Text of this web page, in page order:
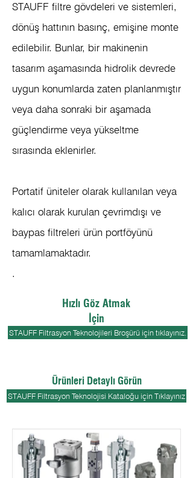
STAUFF filtre gövdeleri ve sistemleri,
dönüş hattının basınç, emişine monte
edilebilir. Bunlar, bir makinenin
tasarım aşamasında hidrolik devrede
uygun konumlarda zaten planlanmıştır
veya daha sonraki bir aşamada
güçlendirme veya yükseltme
sırasında eklenirler.
Portatif üniteler olarak kullanılan veya
kalıcı olarak kurulan çevrimdışı ve
baypas filtreleri ürün portföyünü
tamamlamaktadır.
.
Hızlı Göz Atmak
İçin
STAUFF Filtrasyon Teknolojileri Broşürü için tıklayınız.
Ürünleri Detaylı Görün
STAUFF Filtrasyon Teknolojisi Kataloğu için Tıklayınız